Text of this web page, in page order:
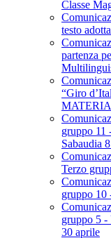
Classe
testo
partenza
“Giro
gruppo 11
Sabaudia
Terzo
gruppo 10
gruppo 5 -
30 aprile